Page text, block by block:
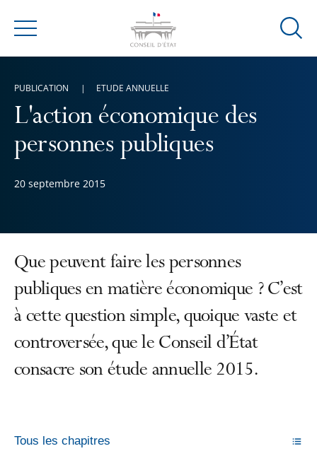
Menu
Ouvrir
L'action économique des
personnes publiques
20 septembre 2015
PUBLICATION ETUDE ANNUELLE
Que peuvent faire les personnes
publiques en matière économique ? C’est
à cette question simple, quoique vaste et
controversée, que le Conseil d’État
consacre son étude annuelle 2015.
Tous les chapitres